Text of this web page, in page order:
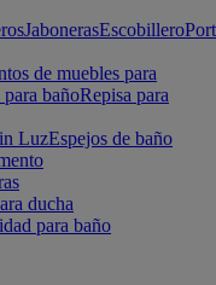
JabonerasEscobillero
de muebles para
bañoRepisa para
LuzEspejos de baño
ducha
para baño